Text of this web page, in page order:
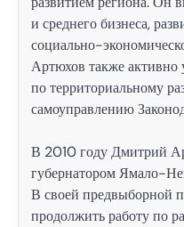
и среднего бизнеса,
социально-
Артюхов также активно
по территориальному
самоуправлению
В 2010 году Дмитрий
губернатором Ямало-
В своей предвыборной
продолжить работу по